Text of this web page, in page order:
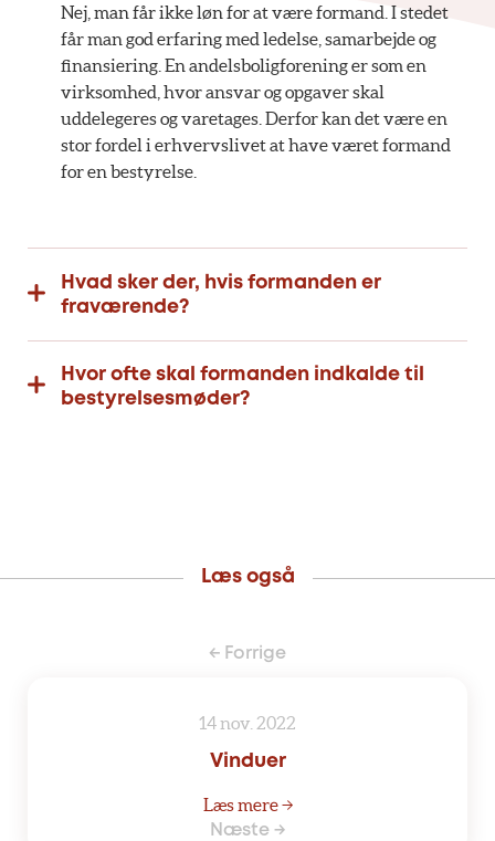
Nej, man får ikke løn for at være formand. I stedet
får man god erfaring med ledelse, samarbejde og
finansiering. En andelsboligforening er som en
virksomhed, hvor ansvar og opgaver skal
uddelegeres og varetages. Derfor kan det være en
stor fordel i erhvervslivet at have været formand
for en bestyrelse.
Hvad sker der, hvis formanden er
fraværende?
Hvor ofte skal formanden indkalde til
bestyrelsesmøder?
Læs også
← Forrige
14 nov. 2022
Vinduer
Læs mere →
Næste →